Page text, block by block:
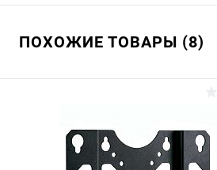
ПОХОЖИЕ ТОВАРЫ (8)